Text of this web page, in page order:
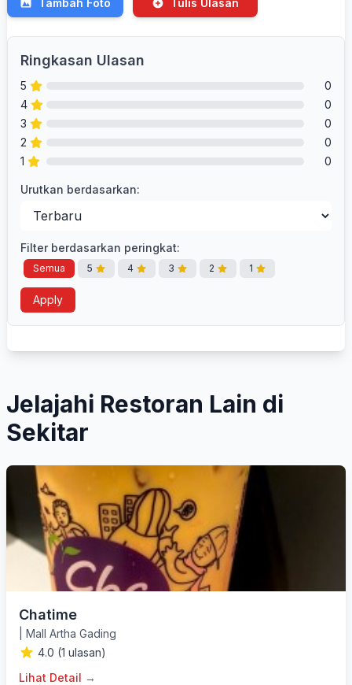
Tambah Foto Tulis Ulasan
Ringkasan Ulasan
5
0
4
0
3
0
2
0
1
0
Urutkan berdasarkan:
Filter berdasarkan peringkat:
Semua 5 4 3 2 1
Apply
Jelajahi Restoran Lain di
Sekitar
Chatime
Mall Artha Gading
4.0 (1 ulasan)
Lihat Detail →